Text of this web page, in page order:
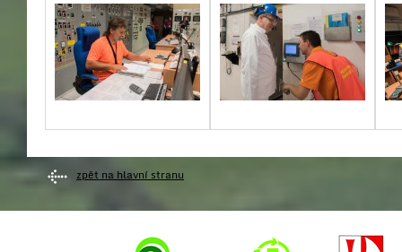
zpět na hlavní stranu